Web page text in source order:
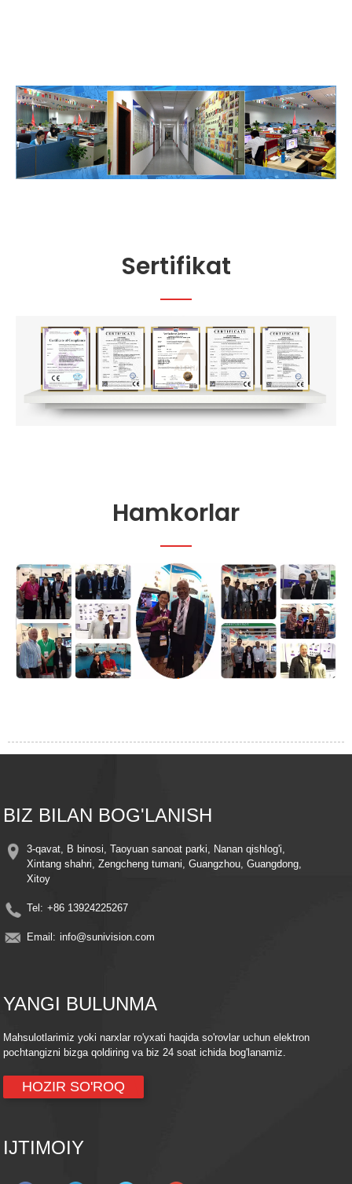
Sertifikat
Hamkorlar
BIZ BILAN BOG'LANISH
3-qavat, B binosi, Taoyuan sanoat parki, Nanan qishlog'i,
Xintang shahri, Zengcheng tumani, Guangzhou, Guangdong,
Xitoy
Tel: +86 13924225267
Email: info@sunivision.com
YANGI BULUNMA
Mahsulotlarimiz yoki narxlar ro'yxati haqida so'rovlar uchun elektron
pochtangizni bizga qoldiring va biz 24 soat ichida bog'lanamiz.
HOZIR SO'ROQ
IJTIMOIY